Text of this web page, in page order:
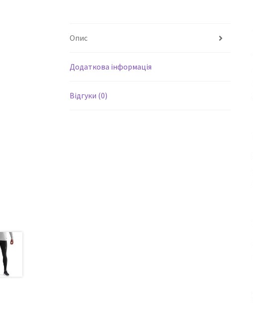
Опис
Додаткова інформація
Відгуки (0)